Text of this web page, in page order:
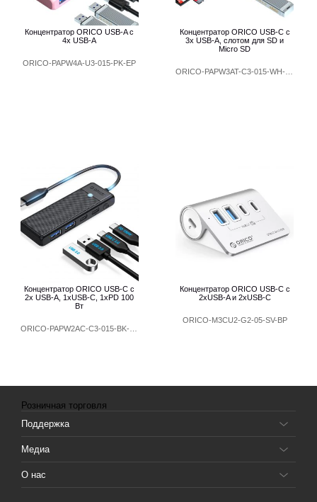
Концентратор ORICO USB-A с
4x USB-A
ORICO-PAPW4A-U3-015-PK-EP
Концентратор ORICO USB-C с
3x USB-A, слотом для SD и
Micro SD
Концентратор ORICO USB-C с
2x USB-A, 1xUSB-C, 1xPD 100
Вт
Концентратор ORICO USB-C с
2xUSB-A и 2xUSB-C
ORICO-M3CU2-G2-05-SV-BP
Розничная торговля
Поддержка
Медиа
О нас